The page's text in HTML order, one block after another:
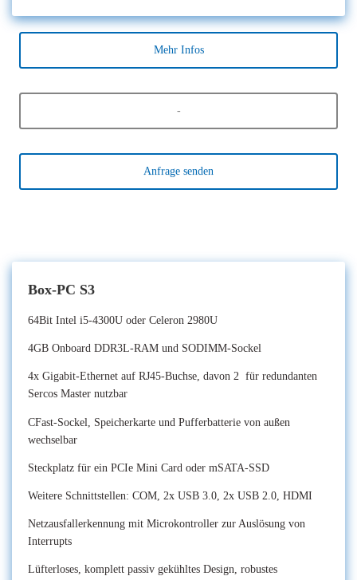
Mehr Infos
-
Anfrage senden
Box-PC S3
64Bit Intel i5-4300U oder Celeron 2980U
4GB Onboard DDR3L-RAM und SODIMM-Sockel
4x Gigabit-Ethernet auf RJ45-Buchse, davon 2 für redundanten
Sercos Master nutzbar
CFast-Sockel, Speicherkarte und Pufferbatterie von außen
wechselbar
Steckplatz für ein PCIe Mini Card oder mSATA-SSD
Weitere Schnittstellen: COM, 2x USB 3.0, 2x USB 2.0, HDMI
Netzausfallerkennung mit Microkontroller zur Auslösung von
Interrupts
Lüfterloses, komplett passiv gekühltes Design, robustes